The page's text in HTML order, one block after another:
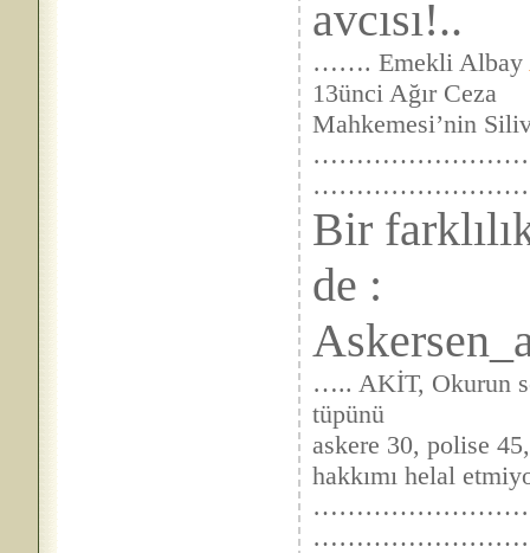
avcısı!..
……. Emekli Albay
13ünci Ağır Ceza
Mahkemesi’nin
Bir
de :
….. AKİT, Okurun
tüpünü
askere 30, polise
hakkımı helal